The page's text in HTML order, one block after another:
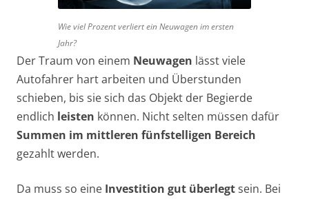
Wie viel Prozent verliert ein Neuwagen im ersten
Jahr?
Der Traum von einem Neuwagen lässt viele
Autofahrer hart arbeiten und Überstunden
schieben, bis sie sich das Objekt der Begierde
endlich leisten können. Nicht selten müssen dafür
Summen im mittleren fünfstelligen Bereich
gezahlt werden.
Da muss so eine Investition gut überlegtsein. Bei